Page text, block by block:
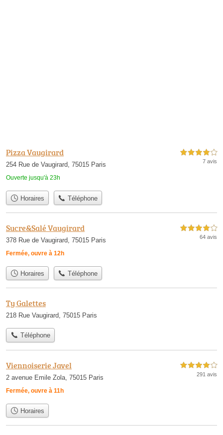
Pizza Vaugirard
254 Rue de Vaugirard, 75015 Paris
Ouverte jusqu'à 23h
4,0 étoiles sur 5
7 avis
Horaires Téléphone
Sucre&Salé Vaugirard
378 Rue de Vaugirard, 75015 Paris
Fermée, ouvre à 12h
4,0 étoiles sur 5
64 avis
Horaires Téléphone
Ty Galettes
218 Rue Vaugirard, 75015 Paris
Téléphone
Viennoiserie Javel
2 avenue Emile Zola, 75015 Paris
Fermée, ouvre à 11h
4,0 étoiles sur 5
291 avis
Horaires